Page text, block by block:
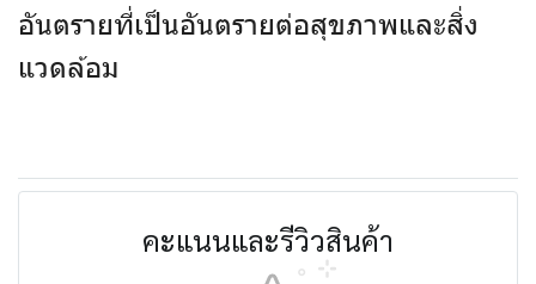
อันตรายที่เป็นอันตรายต่อสุขภาพและสิ่ง
แวดล้อม
คะแนนและรีวิวสินค้า